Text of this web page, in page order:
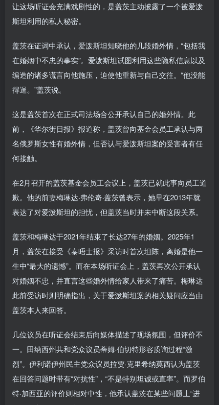
让这场听证会充满戏剧性的，是盖茨主动披露了一个被爱泼
斯坦利用的私人秘密。
盖茨在证词中承认，爱泼斯坦知晓他的几段婚外情，“包括我
在婚姻中不忠的事实”。爱泼斯坦试图利用这些隐私信息以及
编造的诸多谎言向他施压，迫使他重新与自己交往。“他没能
得逞。”盖茨说。
这是盖茨首次在正式司法场合公开承认自己的婚外情。此
前，《华尔街日报》报道称，盖茨曾向基金会员工承认与两
名俄罗斯女性有婚外情，但否认与爱泼斯坦案的受害者有任
何接触。
在2月召开的盖茨基金会员工会议上，盖茨已就此事向员工道
歉。他的前妻梅琳达·弗伦奇·盖茨曾表示，她早在2013年就
表达了对爱泼斯坦的担忧，但盖茨当时并未中断这段关系。
盖茨和梅琳达于2021年结束了长达27年的婚姻。2025年1
月，盖茨在接受《泰晤士报》采访时首次坦陈，离婚是他一
生中“最大的遗憾”。而在本场听证会上，盖茨再次公开承认
对婚姻不忠，并直言这些婚外情给家人带来了痛苦。梅琳达
此前受访时则明确指出，关于爱泼斯坦案的相关疑问应当由
盖茨本人来回答。
几位议员在听证会结束后向媒体描述了现场氛围，但评价不
一。田纳西州共和党众议员蒂姆·伯切特形容质询过程“激
烈”。伊利诺伊州民主党众议员拉贾·克里希纳莫西认为盖茨
在回答问题时带有“对抗性”，“不是特别坦诚或直率”。而罗伯
特·加西亚的评价则相对中性，他承认盖茨在某些问题上“进